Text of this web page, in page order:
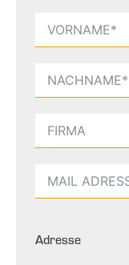
Adresse